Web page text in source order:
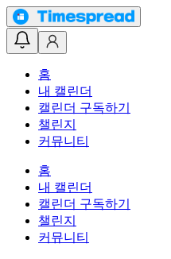
홈
내 캘린더
캘린더 구독하기
챌린지
커뮤니티
홈
내 캘린더
캘린더 구독하기
챌린지
커뮤니티